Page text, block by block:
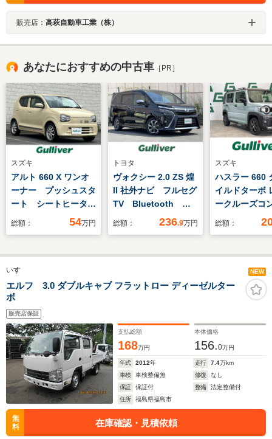
販売店： 高萩自動車工業（株）
あなたにおすすめの中古車 ［PR］
スズキ
アルト 660 X ワンオ
ーナー プッシュスタ
ート シートヒータ
ー 衝突被害軽減シス
デジTV 純正アルミ
ホイール スタッドレ
スタイヤ 保証書 取
扱説明書
総額： 54万円
トヨタ
ヴォクシー 2.0 ZS 煌
II 社外ナビ フルセグ
TV Bluetooth バ
ックモニター クルー
前後ドライブレコーダ
センス プッシュスタ
総額： 236.9万円
スズキ
ハスラー 660
イルドターボ
ークルーズコ
ル 衝突軽減
アルミホイー
ルシフト 電
ラー LEDヘ
ト アイドリ
ト パワステ
総額：
いすゞ NEW
エルフ 3.0 ダブルキャブ フラットロー ディーゼルター
ボ
販売店保証
支払総額
168万円
本体価格
156.0万円
年式 2012年 走行 7.4万km
車検
車検整備無 修復
なし
保証
保証付 整備
法定整備付
住所
福島県福島市
無
料
在庫確認・見積依頼